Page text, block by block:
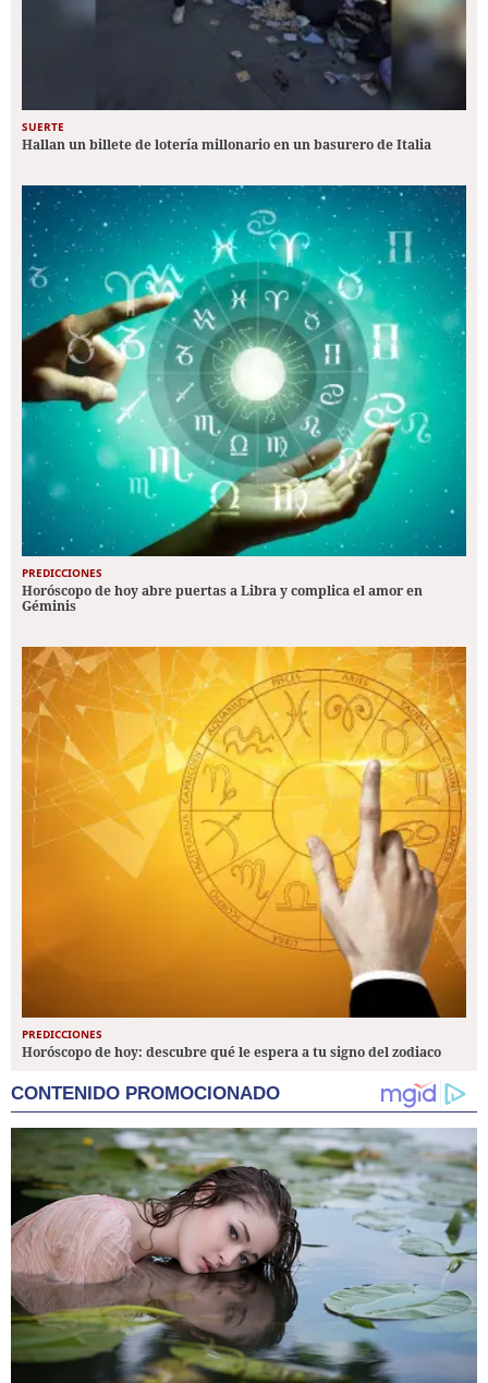
SUERTE
Hallan un billete de lotería millonario en un basurero de Italia
PREDICCIONES
Horóscopo de hoy abre puertas a Libra y complica el amor en
Géminis
PREDICCIONES
Horóscopo de hoy: descubre qué le espera a tu signo del zodiaco
CONTENIDO PROMOCIONADO